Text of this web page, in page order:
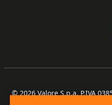
© 2026 Valore S.p.a. P.IVA